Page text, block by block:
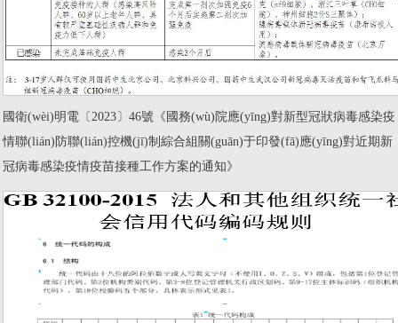
國衛(wèi)明電〔2023〕46號《國務(wù)院應(yīng)對新型冠狀病毒感染疫
情聯(lián)防聯(lián)控機(jī)制綜合組關(guān)于印發(fā)應(yīng)對近期新
冠病毒感染疫情疫苗接種工作方案的通知》